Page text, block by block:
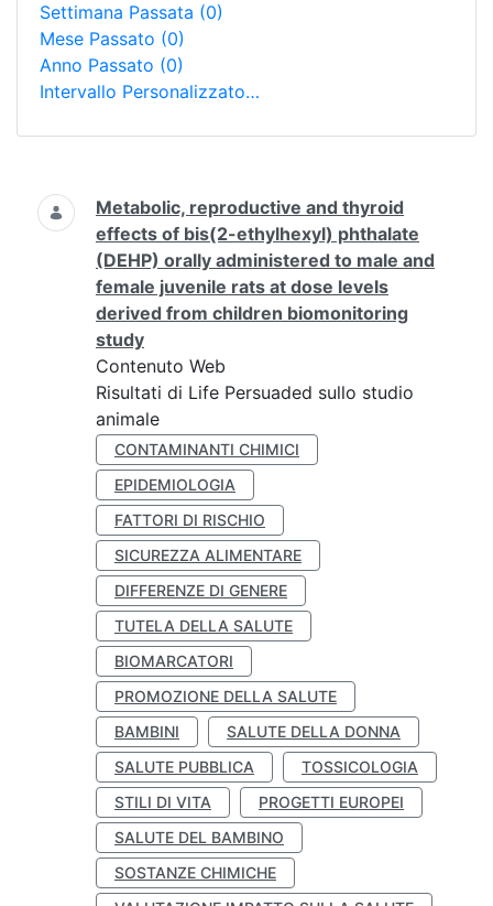
Settimana Passata (0)
Mese Passato (0)
Anno Passato (0)
Intervallo Personalizzato…
Ricerca
Metabolic, reproductive and thyroid
effects of bis(2-ethylhexyl) phthalate
(DEHP) orally administered to male and
female juvenile rats at dose levels
derived from children biomonitoring
study
Contenuto Web
Risultati di Life Persuaded sullo studio
animale
CONTAMINANTI CHIMICI
EPIDEMIOLOGIA
FATTORI DI RISCHIO
SICUREZZA ALIMENTARE
DIFFERENZE DI GENERE
TUTELA DELLA SALUTE
BIOMARCATORI
PROMOZIONE DELLA SALUTE
BAMBINI
SALUTE DELLA DONNA
SALUTE PUBBLICA
TOSSICOLOGIA
STILI DI VITA
PROGETTI EUROPEI
SALUTE DEL BAMBINO
SOSTANZE CHIMICHE